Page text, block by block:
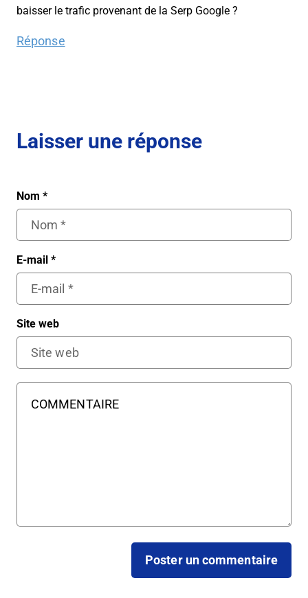
baisser le trafic provenant de la Serp Google ?
Réponse
Laisser une réponse
Nom *
E-mail *
Site web